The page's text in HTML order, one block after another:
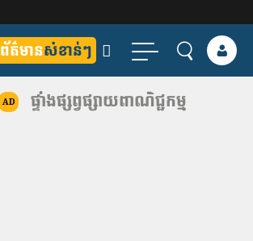
ព័ត៌មានសំខាន់ៗ
AD ផ្ទាំងផ្សព្វផ្សាយពាណិជ្ជកម្ម